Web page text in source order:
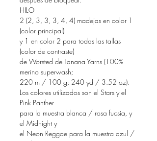
HILO
2 (2, 3, 3, 3, 4, 4) madejas en color 1
(color principal)
y 1 en color 2 para todas las tallas
(color de contraste)
de Worsted de Tanana Yarns (100%
merino superwash;
220 m / 100 g; 240 yd / 3.52 oz).
Los colores utilizados son el Stars y el
Pink Panther
para la muestra blanca / rosa fucsia, y
el Midnight y
el Neon Reggae para la muestra azul /